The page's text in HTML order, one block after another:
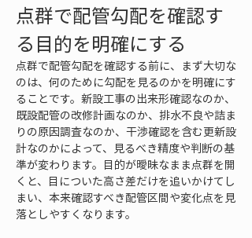
点群で配管勾配を確認す
る目的を明確にする
点群で配管勾配を確認する前に、まず大切な
のは、何のために勾配を見るのかを明確にす
ることです。新設工事の出来形確認なのか、
既設配管の改修計画なのか、排水不良や詰ま
りの原因調査なのか、干渉確認を含む更新設
計なのかによって、見るべき精度や判断の基
準が変わります。目的が曖昧なまま点群を開
くと、目についた高さ差だけを追いかけてし
まい、本来確認すべき配管区間や変化点を見
落としやすくなります。